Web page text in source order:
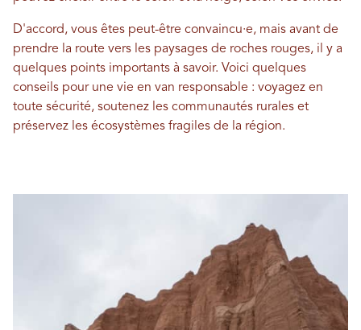
D'accord, vous êtes peut-être convaincu·e, mais avant de
prendre la route vers les paysages de roches rouges, il y a
quelques points importants à savoir. Voici quelques
conseils pour une vie en van responsable : voyagez en
toute sécurité, soutenez les communautés rurales et
préservez les écosystèmes fragiles de la région.